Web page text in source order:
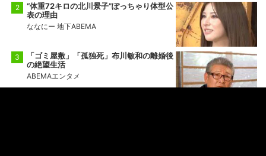
“体重72キロの北川景子”ぽっちゃり体型公
表の理由
ななにー 地下ABEMA
「ゴミ屋敷」「孤独死」布川敏和の離婚後
の絶望生活
ABEMAエンタメ